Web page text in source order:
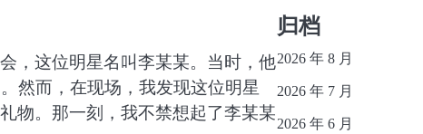
，这位明星名叫李某某。当时，他
然而，在现场，我发现这位明星
物。那一刻，我不禁想起了李某某
归档
2026 年 8 月
2026 年 7 月
2026 年 6 月